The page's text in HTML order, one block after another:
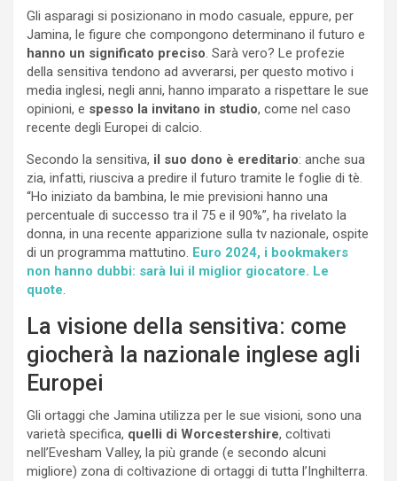
Gli asparagi si posizionano in modo casuale, eppure, per
Jamina, le figure che compongono determinano il futuro e
hanno un significato preciso. Sarà vero? Le profezie
della sensitiva tendono ad avverarsi, per questo motivo i
media inglesi, negli anni, hanno imparato a rispettare le sue
opinioni, e spesso la invitano in studio, come nel caso
recente degli Europei di calcio.
Secondo la sensitiva, il suo dono è ereditario: anche sua
zia, infatti, riusciva a predire il futuro tramite le foglie di tè.
“Ho iniziato da bambina, le mie previsioni hanno una
percentuale di successo tra il 75 e il 90%”, ha rivelato la
donna, in una recente apparizione sulla tv nazionale, ospite
di un programma mattutino. Euro 2024, i bookmakers
non hanno dubbi: sarà lui il miglior giocatore. Le
quote.
La visione della sensitiva: come
giocherà la nazionale inglese agli
Europei
Gli ortaggi che Jamina utilizza per le sue visioni, sono una
varietà specifica, quelli di Worcestershire, coltivati
nell’Evesham Valley, la più grande (e secondo alcuni
migliore) zona di coltivazione di ortaggi di tutta l’Inghilterra.